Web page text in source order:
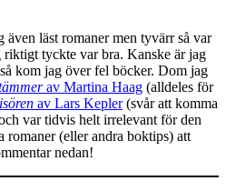
även läst romaner men tyvärr så var
riktigt tyckte var bra. Kanske är jag
kom jag över fel böcker. Dom jag
av Martina Haag (alldeles för
av Lars Kepler(svår att komma
var tidvis helt irrelevant för den
romaner (eller andra boktips) att
nedan!